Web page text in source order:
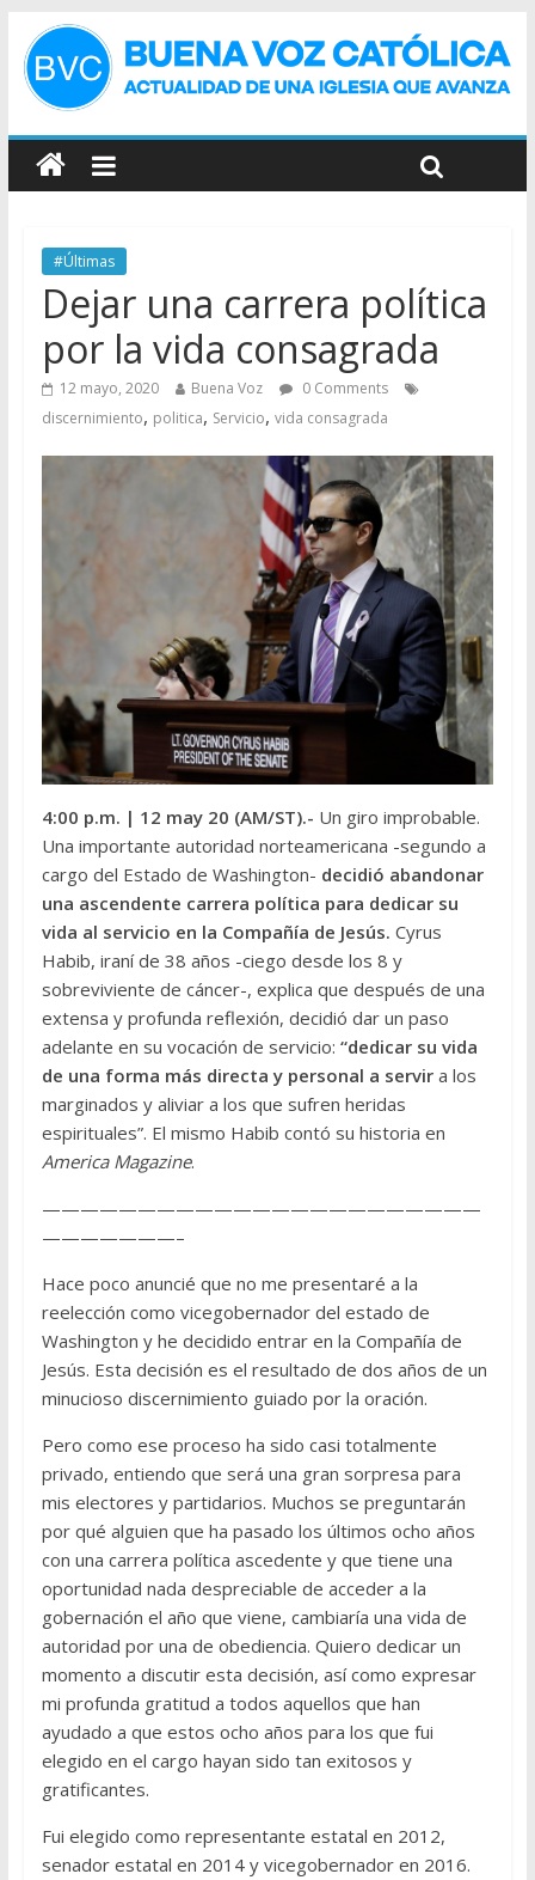
#Últimas
Dejar una carrera política
por la vida consagrada
12 mayo, 2020 Buena Voz
0 Comments
discernimiento, politica, Servicio, vida consagrada
4:00 p.m. | 12 may 20 (AM/ST).- Un giro improbable.
Una importante autoridad norteamericana -segundo a
cargo del Estado de Washington- decidió abandonar
una ascendente carrera política para dedicar su
vida al servicio en la Compañía de Jesús. Cyrus
Habib, iraní de 38 años -ciego desde los 8 y
sobreviviente de cáncer-, explica que después de una
extensa y profunda reflexión, decidió dar un paso
adelante en su vocación de servicio: “dedicar su vida
de una forma más directa y personal a servira los
marginados y aliviar a los que sufren heridas
espirituales”. El mismo Habib contó su historia en
America Magazine.
———————————————————————
———————–
Hace poco anuncié que no me presentaré a la
reelección como vicegobernador del estado de
Washington y he decidido entrar en la Compañía de
Jesús. Esta decisión es el resultado de dos años de un
minucioso discernimiento guiado por la oración.
Pero como ese proceso ha sido casi totalmente
privado, entiendo que será una gran sorpresa para
mis electores y partidarios. Muchos se preguntarán
por qué alguien que ha pasado los últimos ocho años
con una carrera política ascedente y que tiene una
oportunidad nada despreciable de acceder a la
gobernación el año que viene, cambiaría una vida de
autoridad por una de obediencia. Quiero dedicar un
momento a discutir esta decisión, así como expresar
mi profunda gratitud a todos aquellos que han
ayudado a que estos ocho años para los que fui
elegido en el cargo hayan sido tan exitosos y
gratificantes.
Fui elegido como representante estatal en 2012,
senador estatal en 2014 y vicegobernador en 2016.